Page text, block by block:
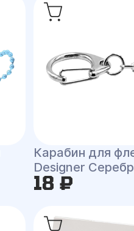
Карабин для
Designer
18 ₽